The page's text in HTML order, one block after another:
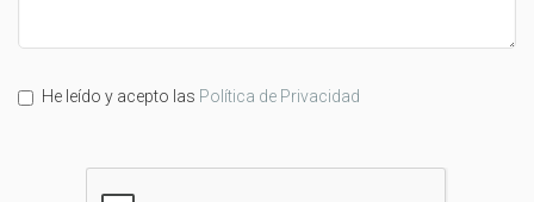
He leído y acepto las Política de Privacidad